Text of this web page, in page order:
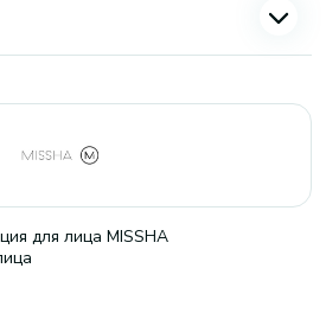
для лица MISSHA